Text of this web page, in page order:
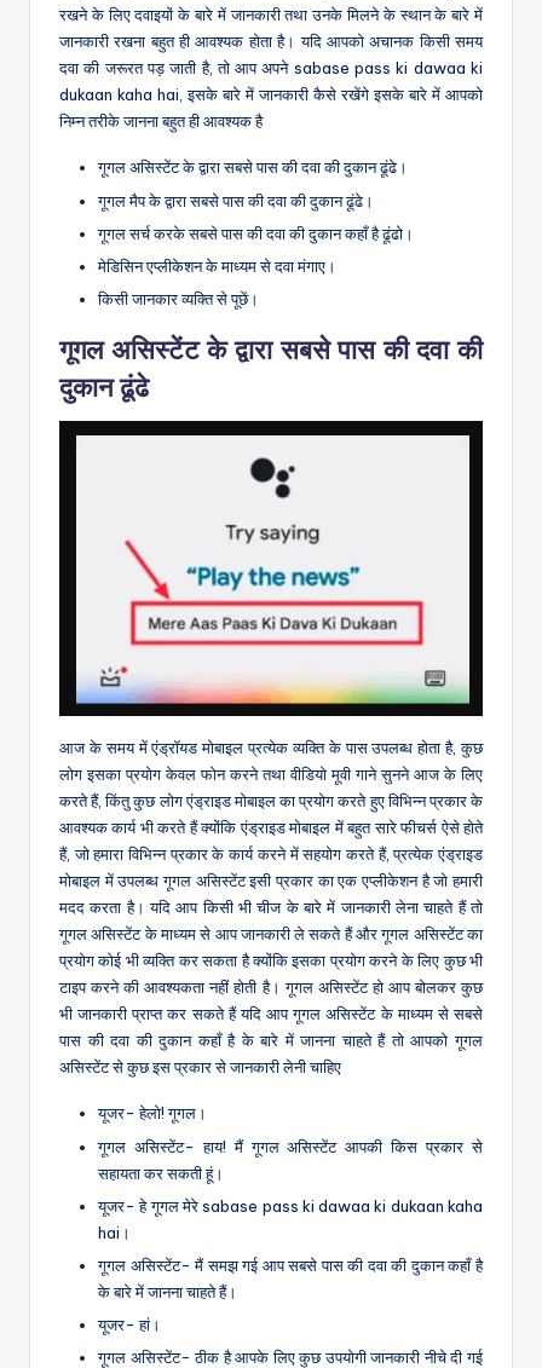
रखने के लिए दवाइयों के बारे में जानकारी तथा उनके मिलने के स्थान के बारे में
जानकारी रखना बहुत ही आवश्यक होता है। यदि आपको अचानक किसी समय
दवा की जरूरत पड़ जाती है, तो आप अपने sabase pass ki dawaa ki
dukaan kaha hai, इसके बारे में जानकारी कैसे रखेंगे इसके बारे में आपको
निम्न तरीके जानना बहुत ही आवश्यक है
गूगल असिस्टेंट के द्वारा सबसे पास की दवा की दुकान ढूंढे।
गूगल मैप के द्वारा सबसे पास की दवा की दुकान ढूंढे।
गूगल सर्च करके सबसे पास की दवा की दुकान कहाँ है ढूंढो।
मेडिसिन एप्लीकेशन के माध्यम से दवा मंगाए।
किसी जानकार व्यक्ति से पूछें।
गूगल असिस्टेंट के द्वारा सबसे पास की दवा की
दुकान ढूंढे
आज के समय में एंड्रॉयड मोबाइल प्रत्येक व्यक्ति के पास उपलब्ध होता है, कुछ
लोग इसका प्रयोग केवल फोन करने तथा वीडियो मूवी गाने सुनने आज के लिए
करते हैं, किंतु कुछ लोग एंड्राइड मोबाइल का प्रयोग करते हुए विभिन्न प्रकार के
आवश्यक कार्य भी करते हैं क्योंकि एंड्राइड मोबाइल में बहुत सारे फीचर्स ऐसे होते
हैं, जो हमारा विभिन्न प्रकार के कार्य करने में सहयोग करते हैं, प्रत्येक एंड्राइड
मोबाइल में उपलब्ध गूगल असिस्टेंट इसी प्रकार का एक एप्लीकेशन है जो हमारी
मदद करता है। यदि आप किसी भी चीज के बारे में जानकारी लेना चाहते हैं तो
गूगल असिस्टेंट के माध्यम से आप जानकारी ले सकते हैं और गूगल असिस्टेंट का
प्रयोग कोई भी व्यक्ति कर सकता है क्योंकि इसका प्रयोग करने के लिए कुछ भी
टाइप करने की आवश्यकता नहीं होती है। गूगल असिस्टेंट हो आप बोलकर कुछ
भी जानकारी प्राप्त कर सकते हैं यदि आप गूगल असिस्टेंट के माध्यम से सबसे
पास की दवा की दुकान कहाँ है के बारे में जानना चाहते हैं तो आपको गूगल
असिस्टेंट से कुछ इस प्रकार से जानकारी लेनी चाहिए
यूजर- हेलो! गूगल।
गूगल असिस्टेंट- हाय! मैं गूगल असिस्टेंट आपकी किस प्रकार से
सहायता कर सकती हूं।
यूजर- हे गूगल मेरे sabase pass ki dawaa ki dukaan kaha
hai।
गूगल असिस्टेंट- मैं समझ गई आप सबसे पास की दवा की दुकान कहाँ है
के बारे में जानना चाहते हैं।
यूजर- हां।
गूगल असिस्टेंट- ठीक है आपके लिए कुछ उपयोगी जानकारी नीचे दी गई